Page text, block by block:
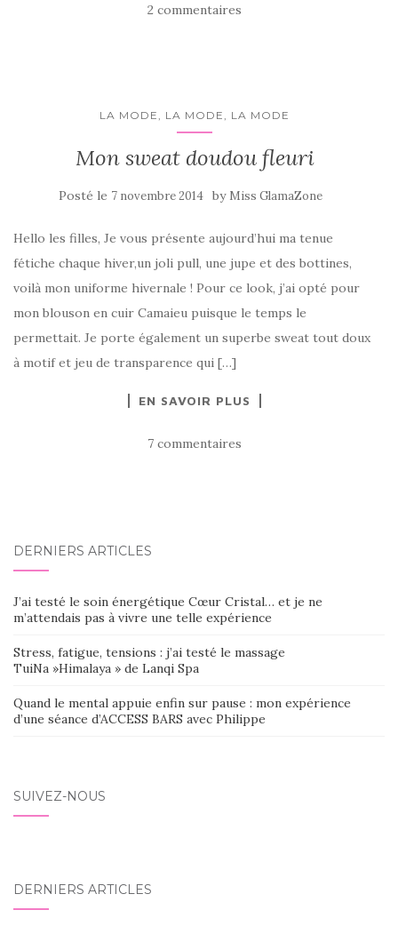
2 commentaires
LA MODE, LA MODE, LA MODE
Mon sweat doudou fleuri
Posté le 7 novembre 2014 by Miss GlamaZone
Hello les filles, Je vous présente aujourd’hui ma tenue
fétiche chaque hiver,un joli pull, une jupe et des bottines,
voilà mon uniforme hivernale ! Pour ce look, j’ai opté pour
mon blouson en cuir Camaieu puisque le temps le
permettait. Je porte également un superbe sweat tout doux
à motif et jeu de transparence qui […]
EN SAVOIR PLUS
7 commentaires
DERNIERS ARTICLES
J’ai testé le soin énergétique Cœur Cristal… et je ne
m’attendais pas à vivre une telle expérience
Stress, fatigue, tensions : j’ai testé le massage
TuiNa »Himalaya » de Lanqi Spa
Quand le mental appuie enfin sur pause : mon expérience
d’une séance d’ACCESS BARS avec Philippe
SUIVEZ-NOUS
DERNIERS ARTICLES